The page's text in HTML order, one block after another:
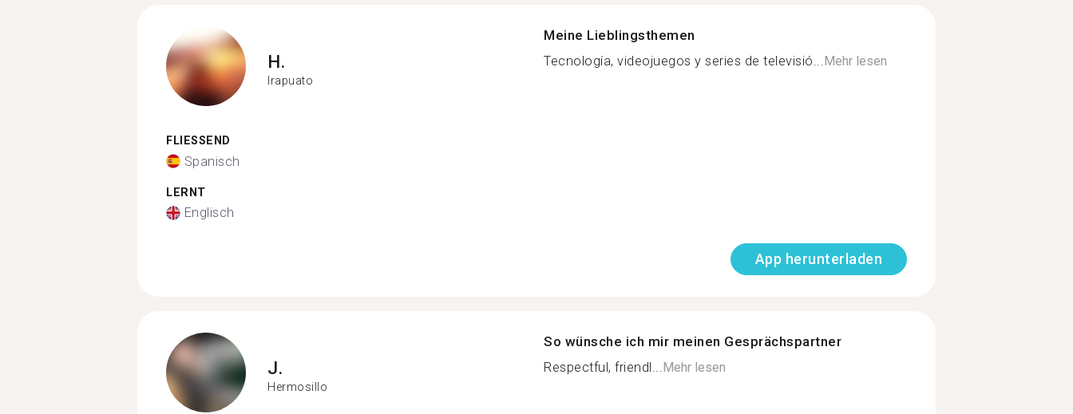
H.
Irapuato
FLIESSEND
Spanisch
LERNT
Englisch
Meine Lieblingsthemen
Tecnología, videojuegos y series de televisió...Mehr lesen
App herunterladen
J.
Hermosillo
So wünsche ich mir meinen Gesprächspartner
Respectful, friendl...Mehr lesen